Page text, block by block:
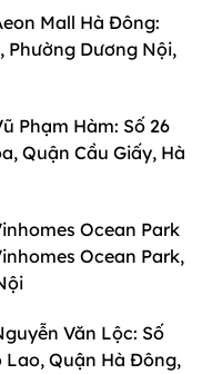
Mall Hà Đông:
Phường Dương Nội,
Phạm Hàm: Số 26
Quận Cầu Giấy, Hà
Ocean Park
Ocean Park,
Văn Lộc: Số
Lao, Quận Hà Đông,